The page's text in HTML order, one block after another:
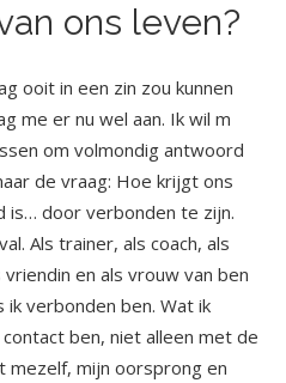
ons leven?
ooit in een zin zou kunnen
me er nu wel aan. Ik wil m
om volmondig antwoord
de vraag: Hoe krijgt ons
is… door verbonden te zijn.
Als trainer, als coach, als
en als vrouw van ben
verbonden ben. Wat ik
ben, niet alleen met de
mezelf, mijn oorsprong en